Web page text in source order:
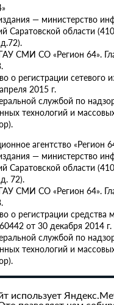
— министерство
Саратовской области
СМИ СО «Регион 64».
о регистрации
2015 г.
службой по
технологий и
агентство «Регион
— министерство
Саратовской области
72).
СМИ СО «Регион 64».
о регистрации
от 30 декабря 2014 г.
службой по
технологий и
обработки
использует